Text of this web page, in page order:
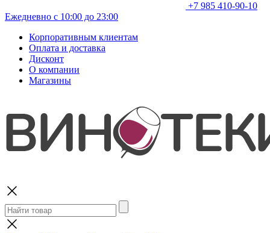
+7 985 410-90-10
Ежедневно с 10:00 до 23:00
Корпоративным клиентам
Оплата и доставка
Дисконт
О компании
Магазины